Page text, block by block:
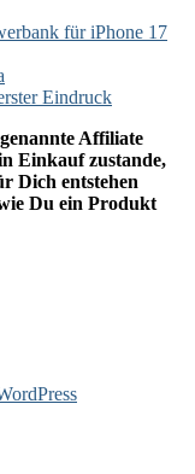
für iPhone 17
Eindruck
Affiliate
Einkauf zustande,
Dich entstehen
Du ein Produkt